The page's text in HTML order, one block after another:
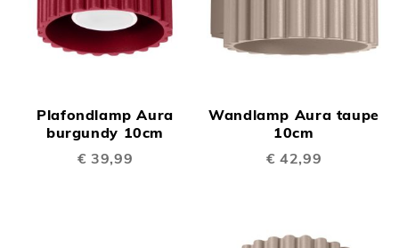
Plafondlamp Aura
burgundy 10cm
€ 39,99
Wandlamp Aura taupe
10cm
€ 42,99